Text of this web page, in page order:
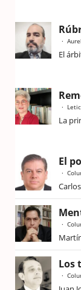
El
La
El
Los